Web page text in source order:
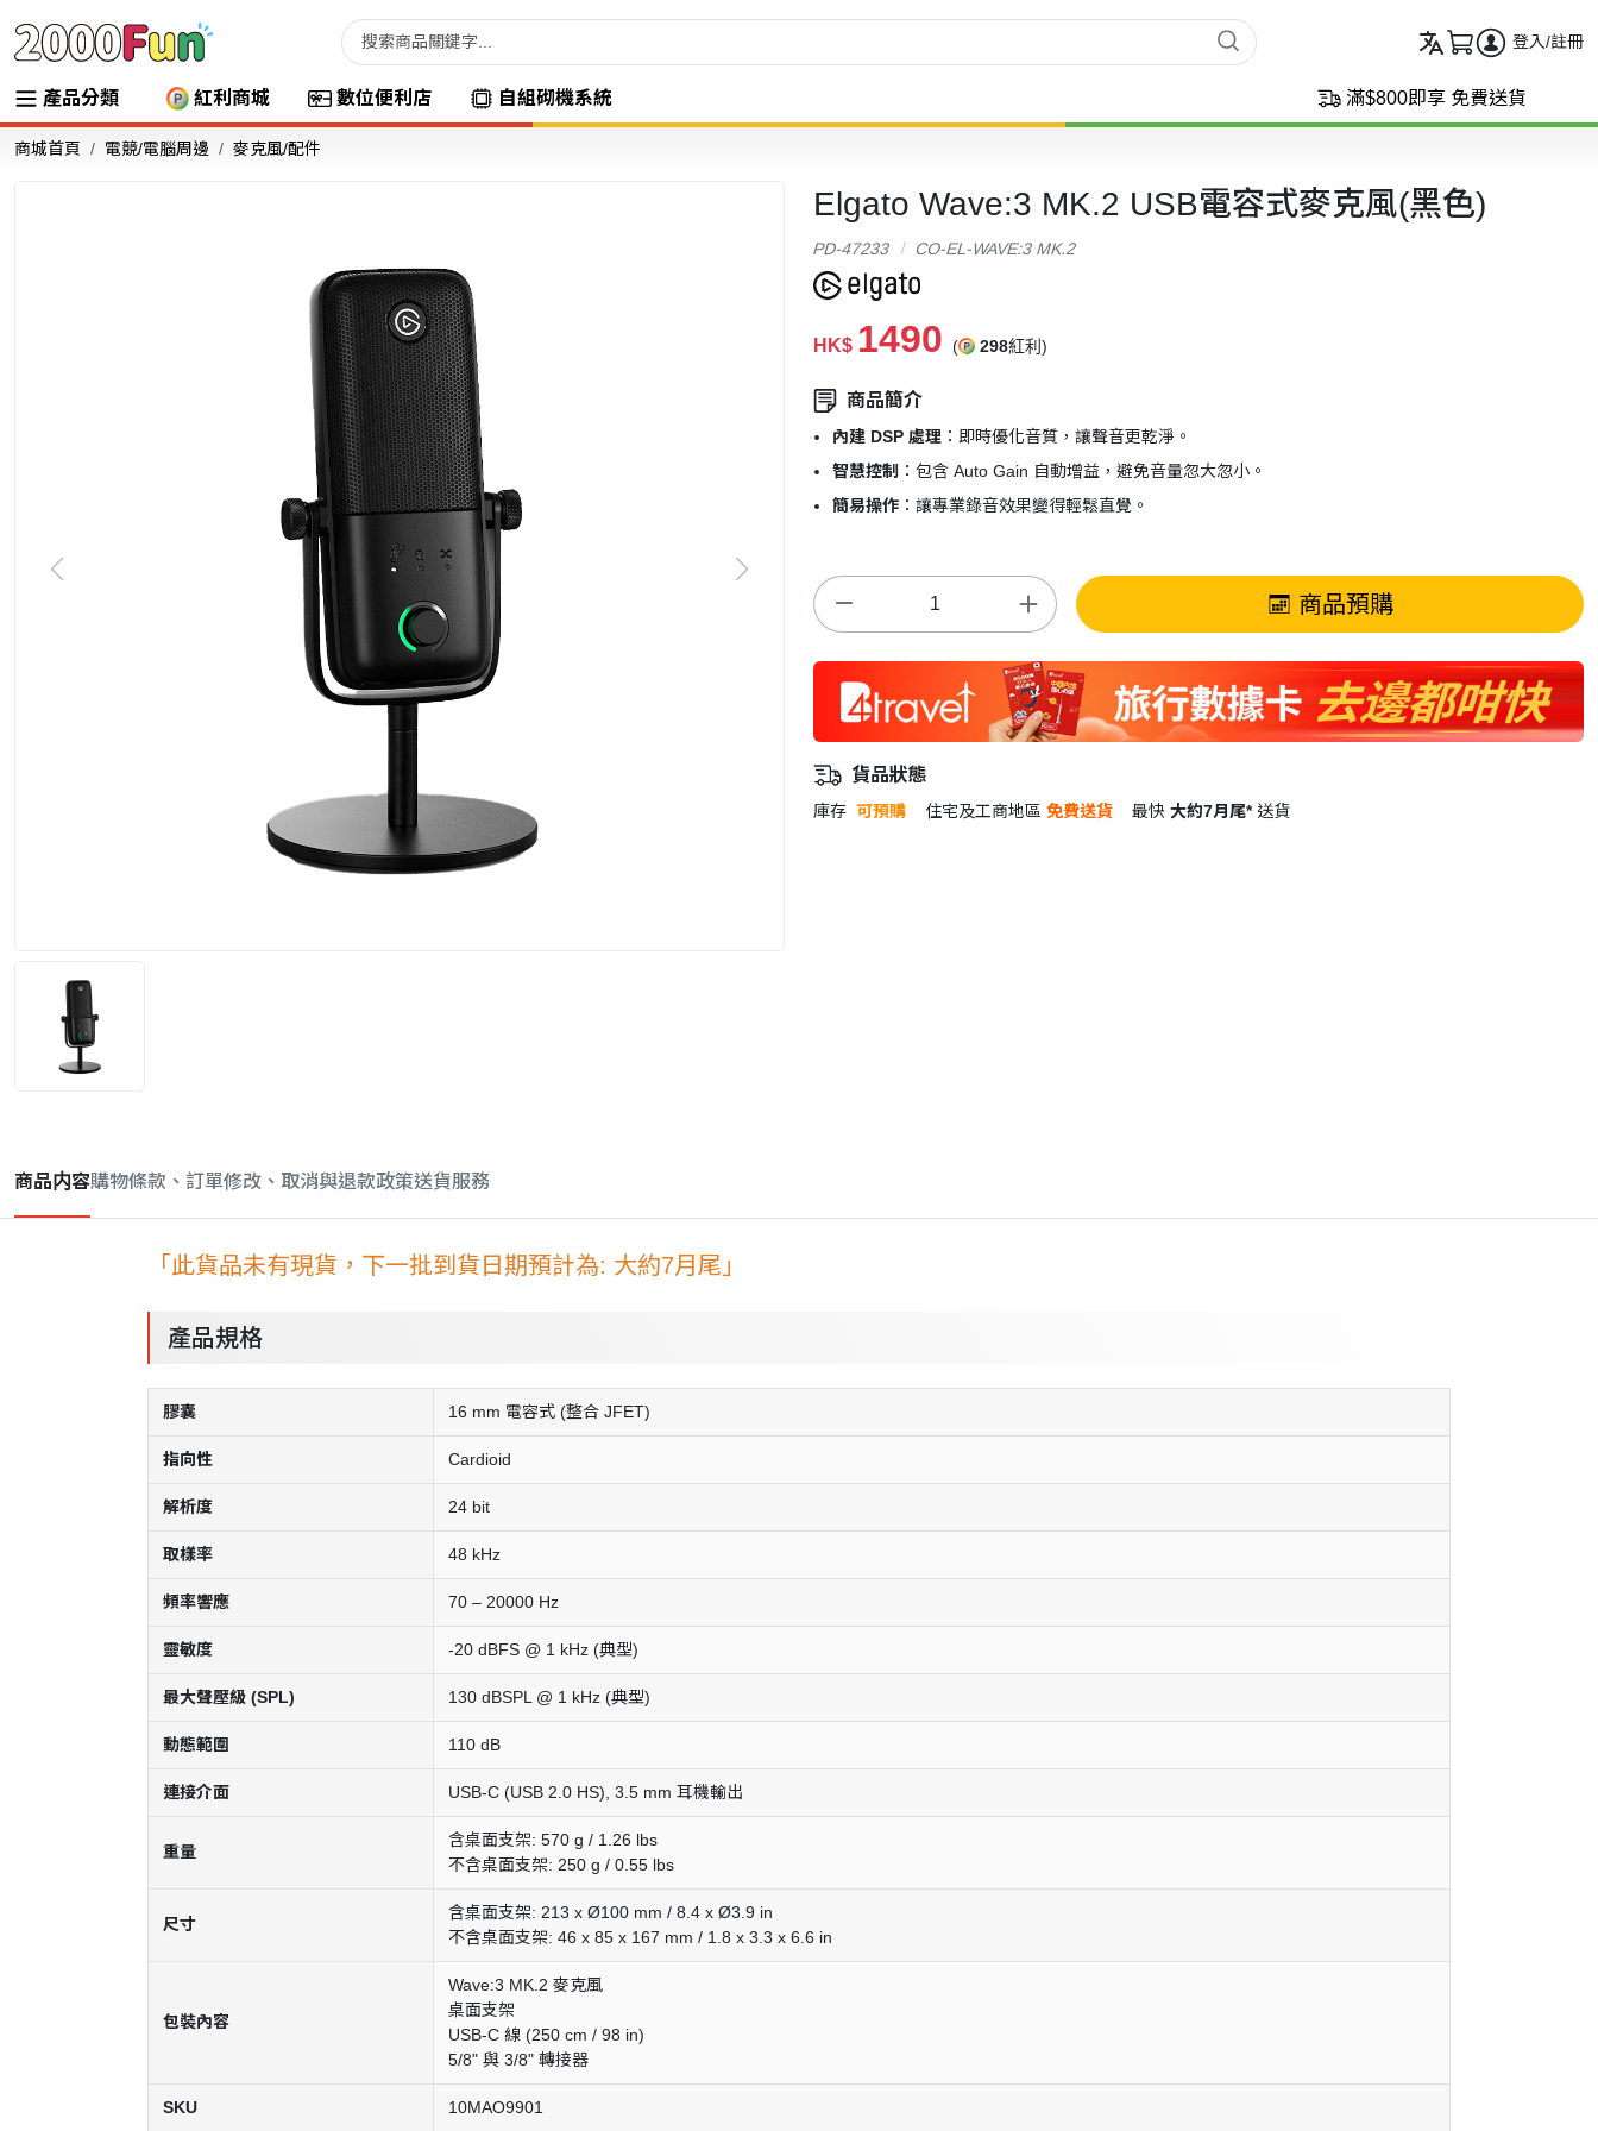
登入/註冊
產品分類 紅利商城 數位便利店 自組砌機系統 滿$800即享 免費送貨
商城首頁 電競/電腦周邊 麥克風/配件
Elgato Wave:3 MK.2 USB電容式麥克風(黑色)
PD-47233 CO-EL-WAVE:3 MK.2
HK$ 1490 ( 298紅利)
商品簡介
內建 DSP 處理 ：即時優化音質，讓聲音更乾淨。
智慧控制 ：包含 Auto Gain 自動增益，避免音量忽大忽小。
簡易操作 ：讓專業錄音效果變得輕鬆直覺。
商品預購
貨品狀態
庫存 可預購 住宅及工商地區 免費送貨 最快 大約7月尾* 送貨
商品内容購物條款、訂單修改、取消與退款政策送貨服務
「此貨品未有現貨，下一批到貨日期預計為: 大約7月尾」
產品規格
膠囊 16 mm 電容式 (整合 JFET)
指向性 Cardioid
解析度 24 bit
取樣率 48 kHz
頻率響應 70 – 20000 Hz
靈敏度 -20 dBFS @ 1 kHz (典型)
最大聲壓級 (SPL) 130 dBSPL @ 1 kHz (典型)
動態範圍 110 dB
連接介面 USB-C (USB 2.0 HS), 3.5 mm 耳機輸出
重量
含桌面支架: 570 g / 1.26 lbs
不含桌面支架: 250 g / 0.55 lbs
尺寸
含桌面支架: 213 x Ø100 mm / 8.4 x Ø3.9 in
不含桌面支架: 46 x 85 x 167 mm / 1.8 x 3.3 x 6.6 in
包裝內容
Wave:3 MK.2 麥克風
桌面支架
USB-C 線 (250 cm / 98 in)
5/8" 與 3/8" 轉接器
SKU 10MAO9901